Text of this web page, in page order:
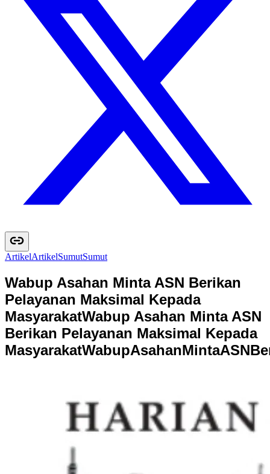
ArtikelArtikelSumutSumut
Wabup Asahan Minta ASN Berikan
Pelayanan Maksimal Kepada
MasyarakatWabup Asahan Minta ASN
Berikan Pelayanan Maksimal Kepada
MasyarakatWabupAsahanMintaASNBe